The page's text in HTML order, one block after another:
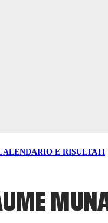
E RISULTATI